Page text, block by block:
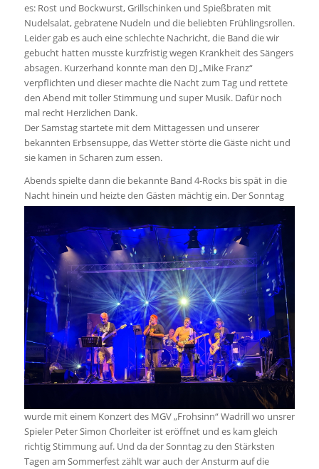
es: Rost und Bockwurst, Grillschinken und Spießbraten mit
Nudelsalat, gebratene Nudeln und die beliebten Frühlingsrollen.
Leider gab es auch eine schlechte Nachricht, die Band die wir
gebucht hatten musste kurzfristig wegen Krankheit des Sängers
absagen. Kurzerhand konnte man den DJ „Mike Franz“
verpflichten und dieser machte die Nacht zum Tag und rettete
den Abend mit toller Stimmung und super Musik. Dafür noch
mal recht Herzlichen Dank.
Der Samstag startete mit dem Mittagessen und unserer
bekannten Erbsensuppe, das Wetter störte die Gäste nicht und
sie kamen in Scharen zum essen.
Abends spielte dann die bekannte Band 4-Rocks bis spät in die
Nacht hinein und heizte den Gästen mächtig ein. Der Sonntag
wurde mit einem Konzert des MGV „Frohsinn“ Wadrill wo unsrer
Spieler Peter Simon Chorleiter ist eröffnet und es kam gleich
richtig Stimmung auf. Und da der Sonntag zu den Stärksten
Tagen am Sommerfest zählt war auch der Ansturm auf die